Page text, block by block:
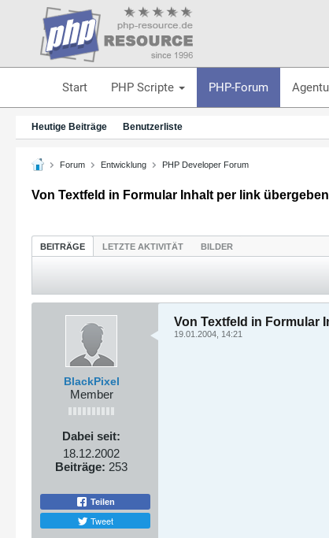
Start PHP Scripte PHP-Forum
Heutige Beiträge Benutzerliste
Forum Entwicklung PHP Developer Forum
Von Textfeld in Formular Inhalt per link übergeben
BEITRÄGE LETZTE AKTIVITÄT BILDER
BlackPixel
Member
Dabei seit:
18.12.2002
Beiträge: 253
Teilen
Tweet
Von Textfeld in Formular
19.01.2004, 14:21